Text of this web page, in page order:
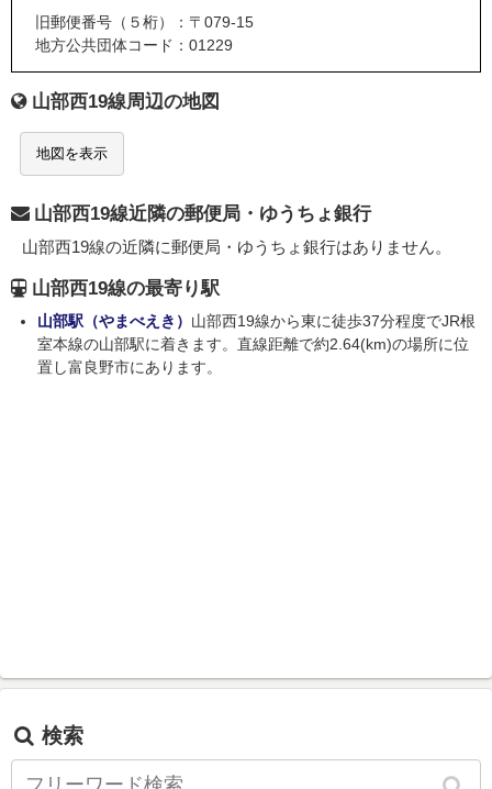
旧郵便番号（５桁）：〒079-15
地方公共団体コード：01229
山部西19線周辺の地図
地図を表示
山部西19線近隣の郵便局・ゆうちょ銀行
山部西19線の近隣に郵便局・ゆうちょ銀行はありません。
山部西19線の最寄り駅
山部駅（やまべえき） 山部西19線から東に徒歩37分程度でJR根
室本線の山部駅に着きます。直線距離で約2.64(km)の場所に位
置し富良野市にあります。
検索